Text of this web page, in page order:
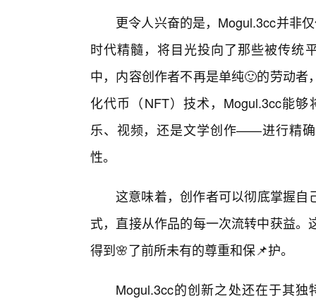
更令人兴奋的是，Mogul.3cc并非
时代精髓，将目光投向了那些被传统
中，内容创作者不再是单纯🙂的劳动
化代币（NFT）技术，Mogul.3cc能
乐、视频，还是文学创作——进行精确
性。
这意味着，创作者可以彻底掌握
式，直接从作品的每一次流转中获益
得到🌸了前所未有的尊重和保📌护。
Mogul.3cc的创新之处还在于其